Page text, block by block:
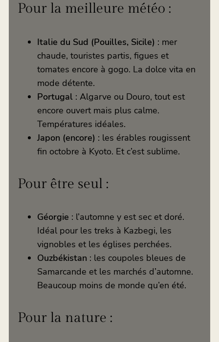
Pour la meilleure météo :
Italie du Sud (Pouilles, Sicile) : mer
chaude, touristes partis, figues et
tomates encore à gogo. La dolce vita en
mode détente.
Portugal : Algarve ou Douro, tout est
encore ouvert mais plus calme.
Températures idéales.
Japon (encore) : les érables rougissent
fin octobre à Kyoto. Et c’est sublime.
Pour être seul :
Géorgie : l’automne y est sec et doré.
Idéal pour les treks à Kazbegi, les
vignobles et les églises perchées.
Ouzbékistan : les coupoles bleues de
Samarcande et les marchés d’automne.
Beaucoup moins de monde qu’en été.
Pour la nature :